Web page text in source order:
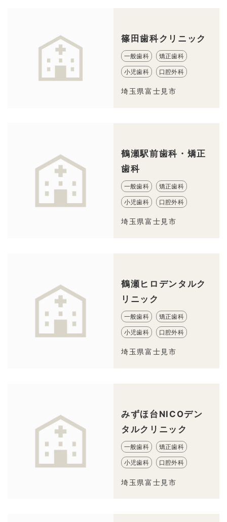
篠田歯科クリニック
一般歯科 矯正歯科
小児歯科 口腔外科
埼玉県富士見市
鶴瀬駅前歯科・矯正
歯科
一般歯科 矯正歯科
小児歯科 口腔外科
埼玉県富士見市
鶴瀬ヒロデンタルク
リニック
一般歯科 矯正歯科
小児歯科 口腔外科
埼玉県富士見市
みずほ台NICOデン
タルクリニック
一般歯科 矯正歯科
小児歯科 口腔外科
埼玉県富士見市